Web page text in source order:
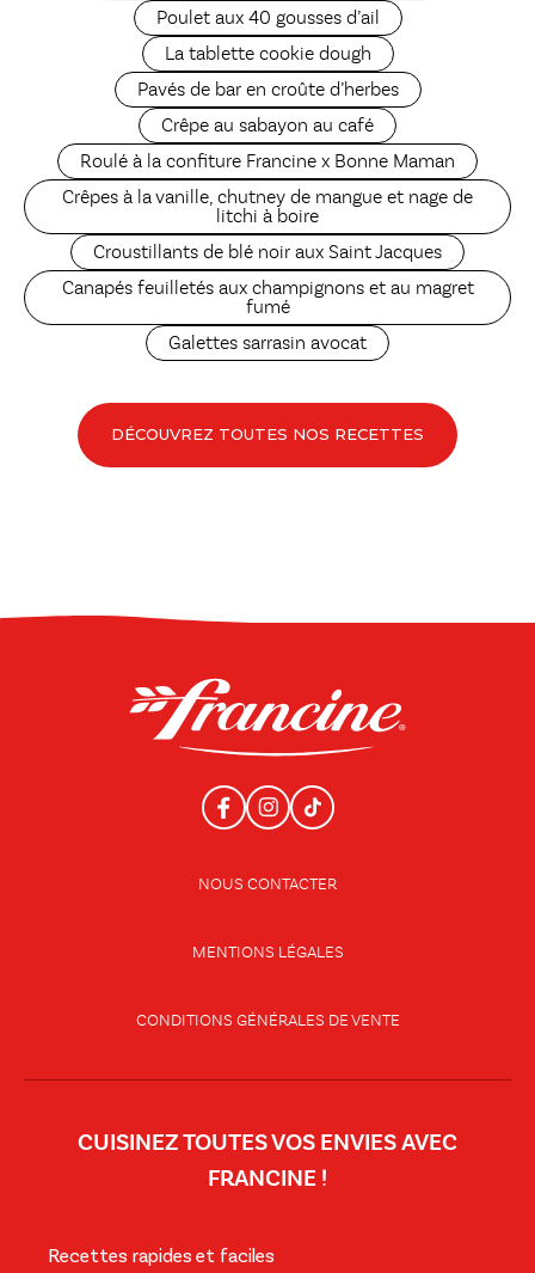
Poulet aux 40 gousses d’ail
La tablette cookie dough
Pavés de bar en croûte d’herbes
Crêpe au sabayon au café
Roulé à la confiture Francine x Bonne Maman
Crêpes à la vanille, chutney de mangue et nage de
litchi à boire
Croustillants de blé noir aux Saint Jacques
Canapés feuilletés aux champignons et au magret
fumé
Galettes sarrasin avocat
DÉCOUVREZ TOUTES NOS RECETTES
NOUS CONTACTER
MENTIONS LÉGALES
CONDITIONS GÉNÉRALES DE VENTE
CUISINEZ TOUTES VOS ENVIES AVEC
FRANCINE !
Recettes rapides et faciles